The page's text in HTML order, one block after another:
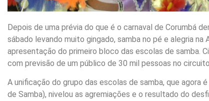
Depois de uma prévia do que é o carnaval de Corumbá
sábado levando muito gingado, samba no pé e alegria na
apresentação do primeiro bloco das escolas de samba.
com previsão de um público de 30 mil pessoas no
A unificação do grupo das escolas de samba, que
de Samba), nivelou as agremiações e o resultado do